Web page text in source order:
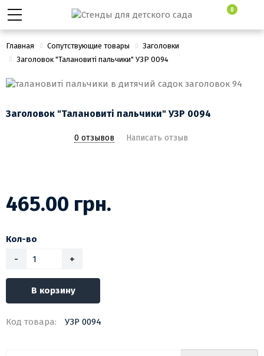
0
Главная Сопутствующие товары
Заголовки
Заголовок "Талановиті пальчики" УЗР 0094
Заголовок "Талановиті пальчики" УЗР 0094
0 отзывов Написать отзыв
465.00 грн.
Кол-во
-
+
В корзину
Код товара: УЗР 0094